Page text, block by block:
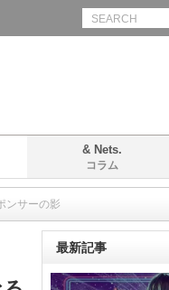
& Nets.
コラム
ンサーの影
最新記事